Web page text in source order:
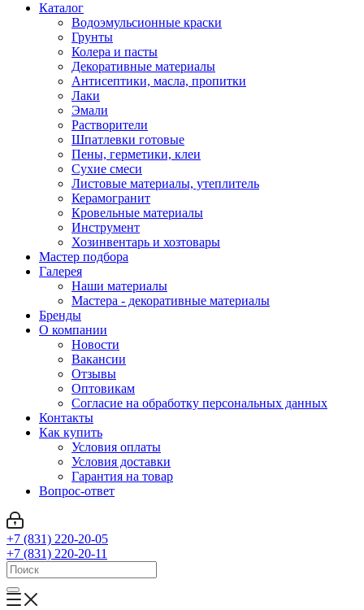
Каталог
Водоэмульсионные краски
Грунты
Колера и пасты
Декоративные материалы
Антисептики, масла, пропитки
Лаки
Эмали
Растворители
Шпатлевки готовые
Пены, герметики, клеи
Сухие смеси
Листовые материалы, утеплитель
Керамогранит
Кровельные материалы
Инструмент
Хозинвентарь и хозтовары
Мастер подбора
Галерея
Наши материалы
Мастера - декоративные материалы
Бренды
О компании
Новости
Вакансии
Отзывы
Оптовикам
Cогласие на обработку персональных данных
Контакты
Как купить
Условия оплаты
Условия доставки
Гарантия на товар
Вопрос-ответ
+7 (831) 220-20-05
+7 (831) 220-20-11